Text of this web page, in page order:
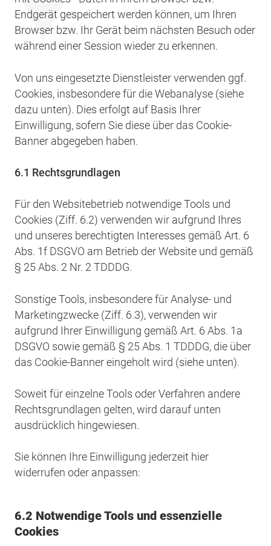
Endgerät gespeichert werden können, um Ihren
Browser bzw. Ihr Gerät beim nächsten Besuch oder
während einer Session wieder zu erkennen.
Von uns eingesetzte Dienstleister verwenden ggf.
Cookies, insbesondere für die Webanalyse (siehe
dazu unten). Dies erfolgt auf Basis Ihrer
Einwilligung, sofern Sie diese über das Cookie-
Banner abgegeben haben.
6.1 Rechtsgrundlagen
Für den Websitebetrieb notwendige Tools und
Cookies (Ziff. 6.2) verwenden wir aufgrund Ihres
und unseres berechtigten Interesses gemäß Art. 6
Abs. 1f DSGVO am Betrieb der Website und gemäß
§ 25 Abs. 2 Nr. 2 TDDDG.
Sonstige Tools, insbesondere für Analyse- und
Marketingzwecke (Ziff. 6.3), verwenden wir
aufgrund Ihrer Einwilligung gemäß Art. 6 Abs. 1a
DSGVO sowie gemäß § 25 Abs. 1 TDDDG, die über
das Cookie-Banner eingeholt wird (siehe unten).
Soweit für einzelne Tools oder Verfahren andere
Rechtsgrundlagen gelten, wird darauf unten
ausdrücklich hingewiesen.
Sie können Ihre Einwilligung jederzeit hier
widerrufen oder anpassen:
6.2 Notwendige Tools und essenzielle
Cookies